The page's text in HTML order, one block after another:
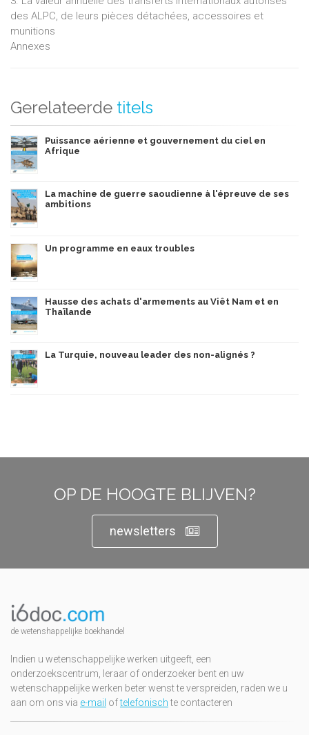
des ALPC, de leurs pièces détachées, accessoires et
munitions
Annexes
Gerelateerde titels
Puissance aérienne et gouvernement du ciel en
Afrique
La machine de guerre saoudienne à l'épreuve de ses
ambitions
Un programme en eaux troubles
Hausse des achats d'armements au Viêt Nam et en
Thaïlande
La Turquie, nouveau leader des non-alignés ?
OP DE HOOGTE BLIJVEN?
newsletters
de wetenshappelijke boekhandel
Indien u wetenschappelijke werken uitgeeft, een
onderzoekscentrum, leraar of onderzoeker bent en uw
wetenschappelijke werken beter wenst te verspreiden, raden we u
aan om ons via e-mail oftelefonischte contacteren